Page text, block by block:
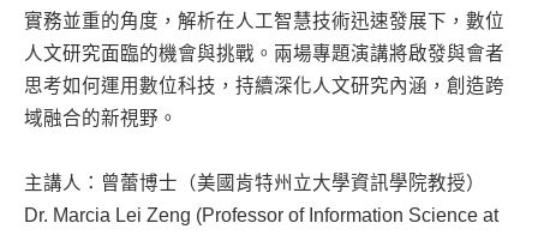
實務並重的角度，解析在人工智慧技術迅速發展下，數位
人文研究面臨的機會與挑戰。兩場專題演講將啟發與會者
思考如何運用數位科技，持續深化人文研究內涵，創造跨
域融合的新視野。
主講人：曾蕾博士（美國肯特州立大學資訊學院教授）
Dr. Marcia Lei Zeng (Professor of Information Science at